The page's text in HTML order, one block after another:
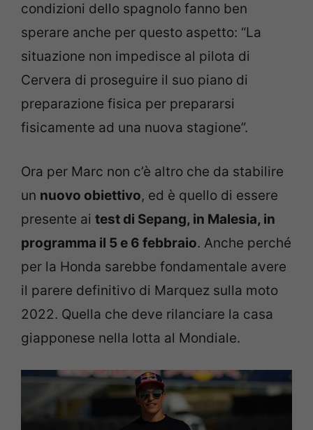
condizioni dello spagnolo fanno ben
sperare anche per questo aspetto: “La
situazione non impedisce al pilota di
Cervera di proseguire il suo piano di
preparazione fisica per prepararsi
fisicamente ad una nuova stagione”.
Ora per Marc non c’è altro che da stabilire
un nuovo obiettivo, ed è quello di essere
presente ai test di Sepang, in Malesia, in
programma il 5 e 6 febbraio. Anche perché
per la Honda sarebbe fondamentale avere
il parere definitivo di Marquez sulla moto
2022. Quella che deve rilanciare la casa
giapponese nella lotta al Mondiale.